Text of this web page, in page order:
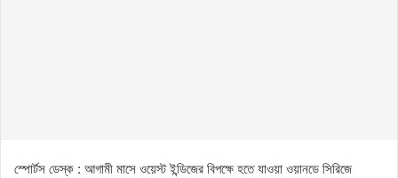
স্পোর্টস ডেস্ক : আগামী মাসে ওয়েস্ট ইন্ডিজের বিপক্ষে হতে যাওয়া ওয়ানডে সিরিজে